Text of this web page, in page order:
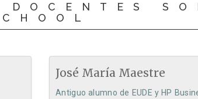
José María Maestre
Antiguo alumno de EUDE y HP